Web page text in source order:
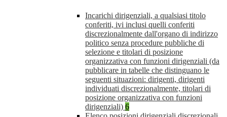
Incarichi dirigenziali, a qualsiasi titolo
conferiti, ivi inclusi quelli conferiti
discrezionalmente dall'organo di indirizzo
politico senza procedure pubbliche di
selezione e titolari di posizione
organizzativa con funzioni dirigenziali (da
pubblicare in tabelle che distinguano le
seguenti situazioni: dirigenti, dirigenti
individuati discrezionalmente, titolari di
posizione organizzativa con funzioni
dirigenziali) 6